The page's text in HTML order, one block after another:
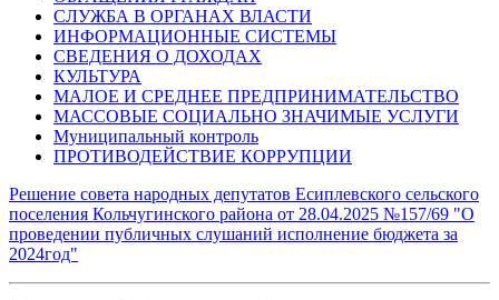
СЛУЖБА В ОРГАНАХ ВЛАСТИ
ИНФОРМАЦИОННЫЕ СИСТЕМЫ
СВЕДЕНИЯ О ДОХОДАХ
КУЛЬТУРА
МАЛОЕ И СРЕДНЕЕ ПРЕДПРИНИМАТЕЛЬСТВО
МАССОВЫЕ СОЦИАЛЬНО ЗНАЧИМЫЕ УСЛУГИ
Муниципальный контроль
ПРОТИВОДЕЙСТВИЕ КОРРУПЦИИ
Решение совета народных депутатов Есиплевского сельского
поселения Кольчугинского района от 28.04.2025 №157/69 "О
проведении публичных слушаний исполнение бюджета за
2024год"